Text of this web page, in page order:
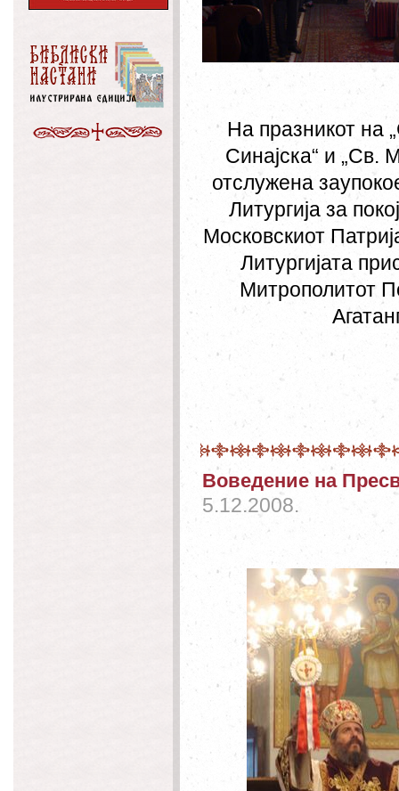
На празникот на
Синајска“ и „Св.
отслужена
Литургија за
Московскиот
Литургијата
Митрополитот
Воведение на
5.12.2008.